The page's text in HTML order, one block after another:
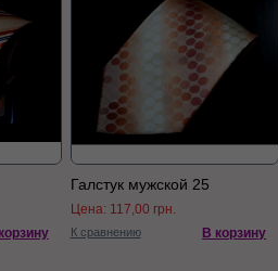
Галстук мужской 25
Цена: 117,00 грн.
К сравнению В корзину